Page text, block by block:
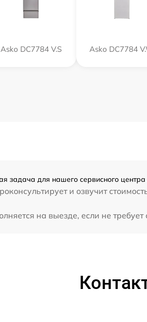
Asko DC7784 V.S Asko DC7784
задача для нашего сервисного
и озвучит
на выезде, если не